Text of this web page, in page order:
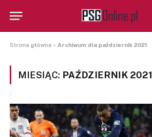
Strona główna » Archiwum dla październik 2021
MIESIĄC: PAŹDZIERNIK 2021